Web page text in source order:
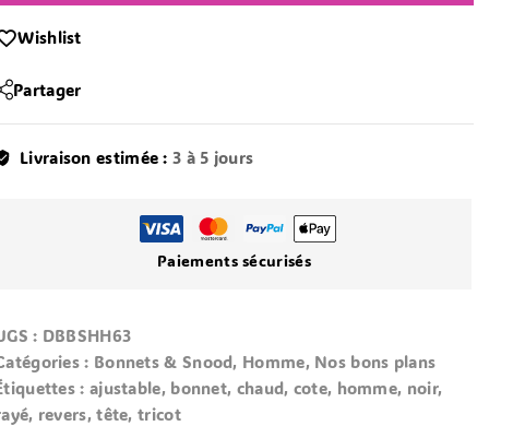
Wishlist
Partager
Livraison estimée :3 à 5 jours
Paiements sécurisés
: DBBSHH63
: Bonnets & Snood, Homme, Nos bons plans
: ajustable, bonnet, chaud, cote, homme, noir,
, revers,tête,tricot